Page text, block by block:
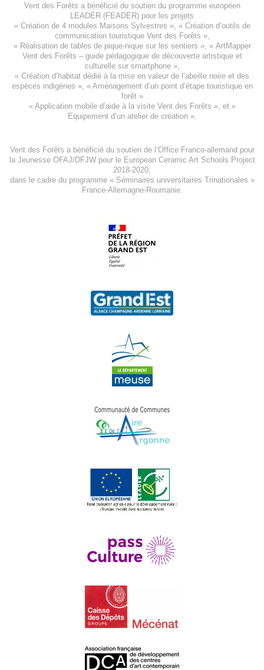
Vent des Forêts a bénéficié du soutien du programme européen
LEADER (FEADER) pour les projets
« Création de 4 modules Maisons Sylvestres », « Création d’outils de
communication touristique Vent des Forêts »,
« Réalisation de tables de pique-nique sur les sentiers », « ArtMapper
Vent des Forêts – guide pédagogique de découverte artistique et
culturelle sur smartphone »,
« Création d’habitat dédié à la mise en valeur de l’abeille noire et des
espèces indigènes », « Aménagement d’un point d’étape touristique en
forêt»
« Application mobile d’aide à la visite Vent des Forêts », et «
Equipement d’un atelier de création».
Vent des Forêts a bénéficié du soutien de l’Office Franco-allemand pour
la Jeunesse OFAJ/DFJWpour leEuropean Ceramic Art Schools Project
2018-2020
dans le cadre du programme « Séminaires universitaires Trinationales »
France-Allemagne-Roumanie.